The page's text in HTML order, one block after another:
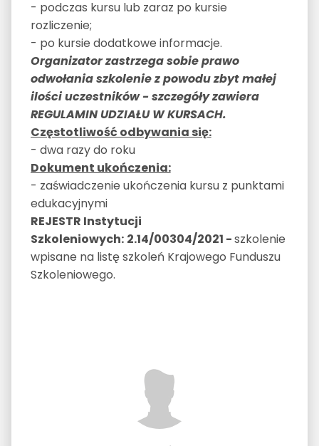
- podczas kursu lub zaraz po kursie
rozliczenie;
- po kursie dodatkowe informacje.
Organizator zastrzega sobie prawo
odwołania szkolenie z powodu zbyt małej
ilości uczestników - szczegóły zawiera
REGULAMIN UDZIAŁU W KURSACH.
Częstotliwość odbywania się:
- dwa razy do roku
Dokument ukończenia:
- zaświadczenie ukończenia kursu z punktami
edukacyjnymi
REJESTR Instytucji
Szkoleniowych: 2.14/00304/2021 -szkolenie
wpisane na listę szkoleń Krajowego Funduszu
Szkoleniowego.